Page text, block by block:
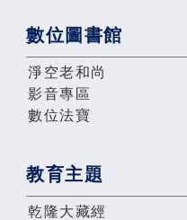
數位圖書館
淨空老和尚
影音專區
數位法寶
教育主題
乾隆大藏經